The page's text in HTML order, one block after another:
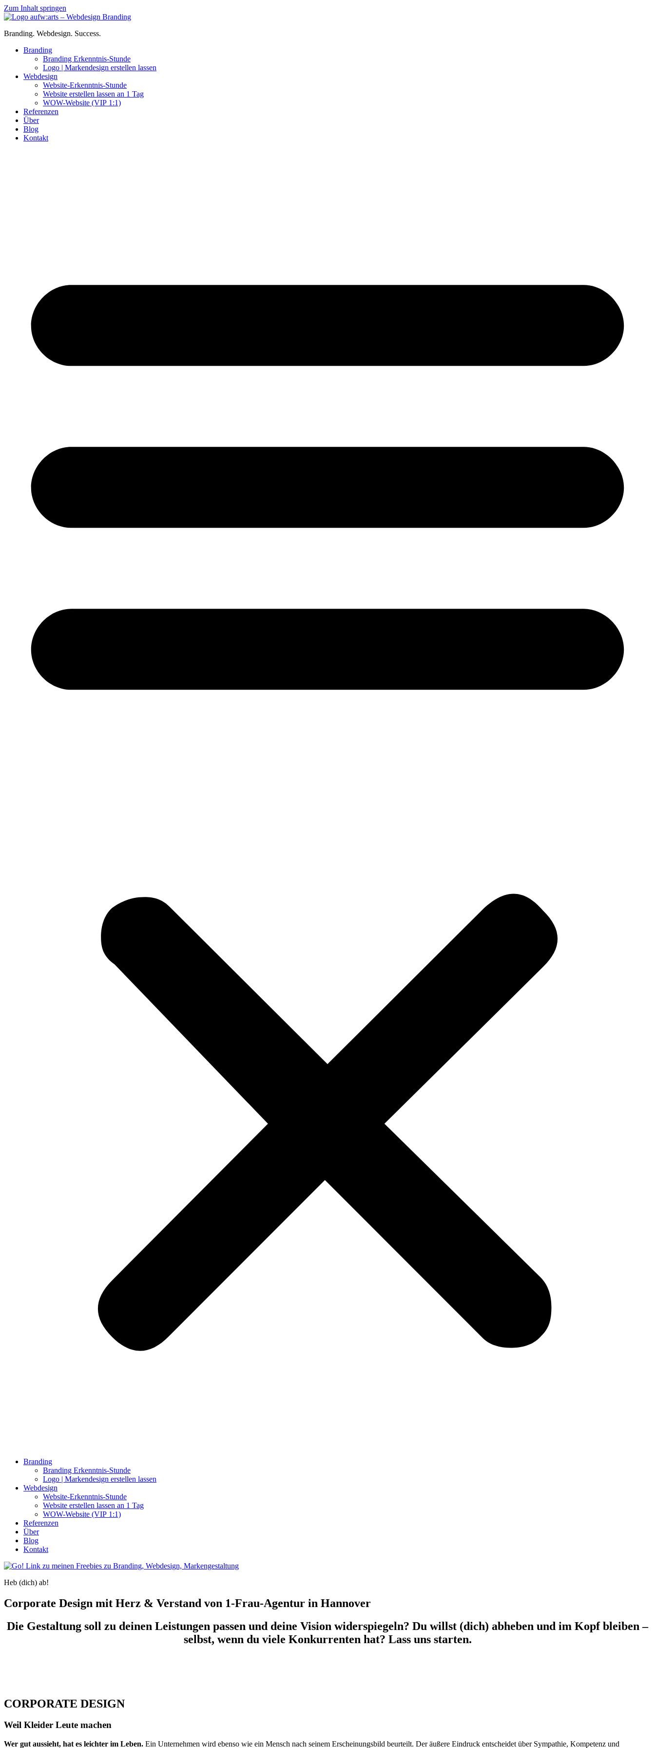
Zum Inhalt springen
Branding. Webdesign. Success.
Branding
Branding Erkenntnis-Stunde
Logo | Markendesign erstellen lassen
Webdesign
Website-Erkenntnis-Stunde
Website erstellen lassen an 1 Tag
WOW-Website (VIP 1:1)
Referenzen
Über
Blog
Kontakt
Branding
Branding Erkenntnis-Stunde
Logo | Markendesign erstellen lassen
Webdesign
Website-Erkenntnis-Stunde
Website erstellen lassen an 1 Tag
WOW-Website (VIP 1:1)
Referenzen
Über
Blog
Kontakt
Heb (dich) ab!
Corporate Design mit Herz & Verstand von 1-Frau-Agentur in Hannover
Die Gestaltung soll zu deinen Leistungen passen und deine Vision widerspiegeln? Du willst (dich) abheben und im Kopf bleiben –
selbst, wenn du viele Konkurrenten hat? Lass uns starten.
CORPORATE DESIGN
Weil Kleider Leute machen
Wer gut aussieht, hat es leichter im Leben. Ein Unternehmen wird ebenso wie ein Mensch nach seinem Erscheinungsbild beurteilt. Der äußere Eindruck entscheidet über Sympathie, Kompetenz und